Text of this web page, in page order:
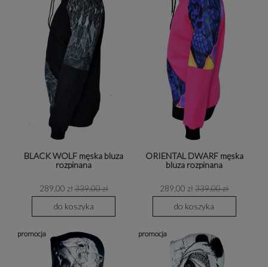
BLACK WOLF męska bluza
rozpinana
289,00 zł 339,00 zł
do koszyka
ORIENTAL DWARF męska
bluza rozpinana
289,00 zł 339,00 zł
do koszyka
promocja promocja